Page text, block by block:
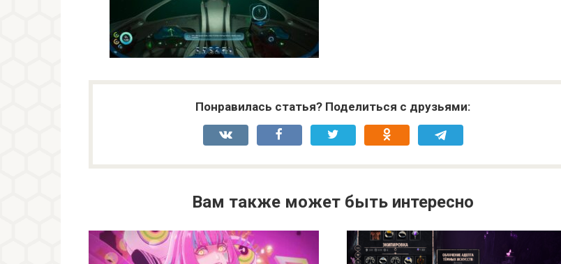
Понравилась статья? Поделиться с друзьями:
Вам также может быть интересно